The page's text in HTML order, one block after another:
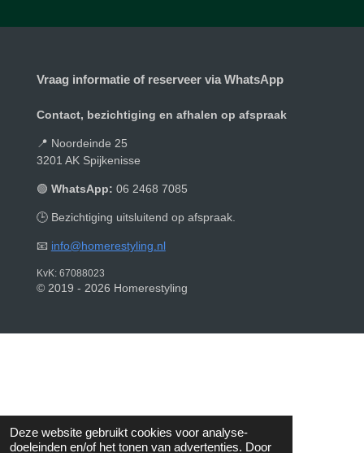
Deze website gebruikt cookies voor analyse-
doeleinden en/of het tonen van advertenties. Door
Vraag informatie of reserveer via WhatsApp
Contact, bezichtiging en afhalen op afspraak
📍 Noordeinde 25
3201 AK Spijkenisse
🟢 WhatsApp: 06 2468 7085
🕒 Bezichtiging uitsluitend op afspraak.
📧 info@homerestyling.nl
KvK: 67088023
© 2019 - 2026 Homerestyling